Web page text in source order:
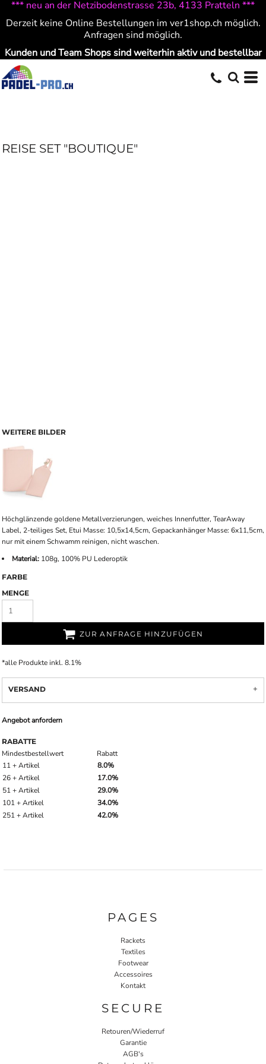
*** neu an der Netzibodenstrasse 23b, 4133 Pratteln ***
Derzeit keine Online Bestellungen im ver1shop.ch möglich.
Anfragen sind möglich.
Kunden und Team Shops sind weiterhin aktiv und bestellbar
REISE SET "BOUTIQUE"
WEITERE BILDER
Höchglänzende goldene Metallverzierungen, weiches Innenfutter, TearAway
Label, 2-teiliges Set, Etui Masse: 10,5x14,5cm, Gepackanhänger Masse: 6x11,5cm,
nur mit einem Schwamm reinigen, nicht waschen.
Material: 108g, 100% PU Lederoptik
FARBE
MENGE
ZUR ANFRAGE HINZUFÜGEN
*alle Produkte inkl. 8.1%
VERSAND
Angebot anfordern
RABATTE
Mindestbestellwert
Rabatt
11 + Artikel
8.0%
26 + Artikel
17.0%
51 + Artikel
29.0%
101 + Artikel
34.0%
251 + Artikel
42.0%
PAGES
Rackets
Textiles
Footwear
Accessoires
Kontakt
SECURE
Retouren/Wiederruf
Garantie
AGB's